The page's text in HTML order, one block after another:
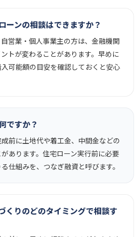
ーンの相談はできますか？
営業・個人事業主の方は、金融機関
トが変わることがあります。早めに
可能額の目安を確認しておくと安心
ですか？
前に土地代や着工金、中間金などの
あります。住宅ローン実行前に必要
仕組みを、つなぎ融資と呼びます。
くりのどのタイミングで相談す